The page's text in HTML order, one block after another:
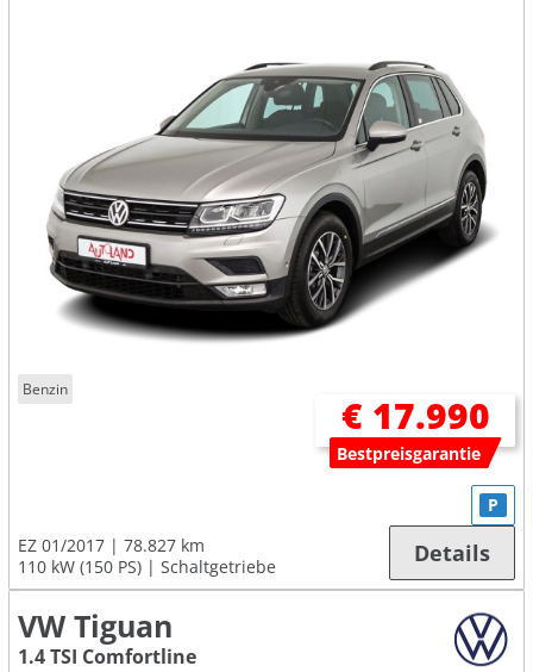
Benzin
€ 17.990
Bestpreisgarantie
EZ 01/2017
78.827 km
110 kW (150 PS)
Schaltgetriebe
P
Details
VW Tiguan
1.4 TSI Comfortline